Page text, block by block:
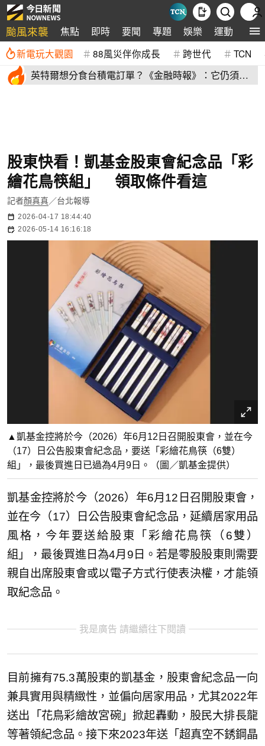
颱風來襲 焦點 即時 要聞 專題 娛樂 運動 全球
新電玩大觀園 88風災伴你成長 跨世代 TCN
英特爾想分食台積電訂單？《金融時報》：它仍須證
股東快看！凱基金股東會紀念品「彩
繪花鳥筷組」 領取條件看這
記者顏真真／台北報導
2026-04-17 18:44:40
2026-05-14 16:16:18
▲凱基金控將於今（2026）年6月12日召開股東會，並在今
（17）日公告股東會紀念品，要送「彩繪花鳥筷（6雙）
組」，最後買進日已過為4月9日。（圖／凱基金提供）
凱基金控將於今（2026）年6月12日召開股東會，
並在今（17）日公告股東會紀念品，延續居家用品
風格，今年要送給股東「彩繪花鳥筷（6雙）
組」，最後買進日為4月9日。若是零股股東則需要
親自出席股東會或以電子方式行使表決權，才能領
取紀念品。
我是廣告 請繼續往下閱讀
目前擁有75.3萬股東的凱基金，股東會紀念品一向
兼具實用與精緻性，並偏向居家用品，尤其2022年
送出「花鳥彩繪故宮碗」掀起轟動，股民大排長龍
等著領紀念品。接下來2023年送「超真空不銹鋼晶